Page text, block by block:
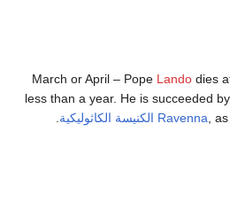
March or April – Pope Landodies
less than a year. He is succeeded by
Ravenna, الكنيسة الكاثوليكية.